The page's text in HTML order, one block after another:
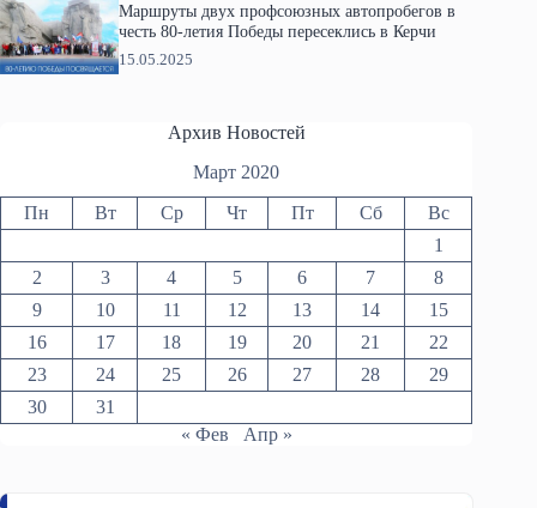
Маршруты двух профсоюзных автопробегов в
честь 80-летия Победы пересеклись в Керчи
15.05.2025
Архив Новостей
Март 2020
Пн Вт Ср Чт Пт Сб
Вс
1
2
3 4 5 6 7
8
9
10 11 12 13 14
15
16
17 18 19 20 21
22
23
24 25 26 27 28
29
30
31
« Фев
Апр »